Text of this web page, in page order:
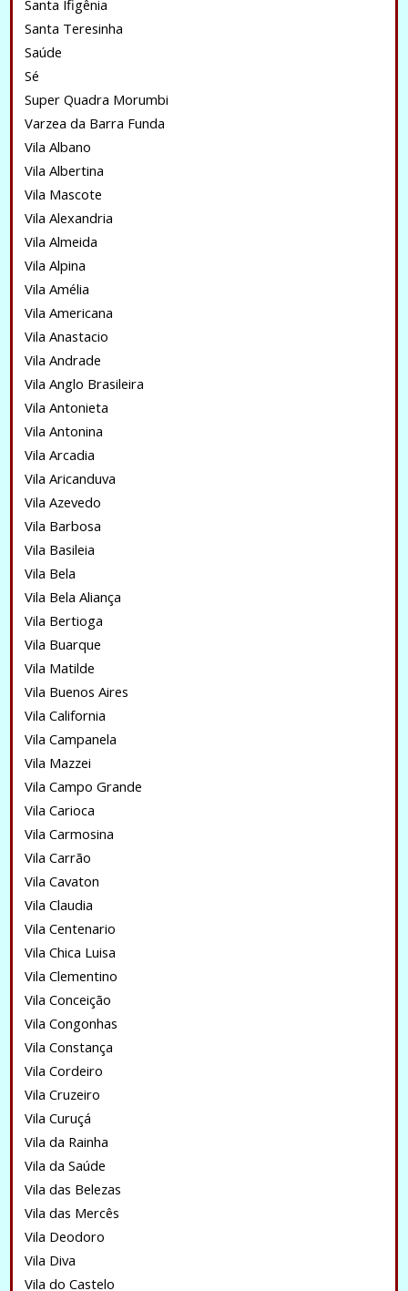
Santa Ifigênia
Santa Teresinha
Saúde
Sé
Super Quadra Morumbi
Varzea da Barra Funda
Vila Albano
Vila Albertina
Vila Mascote
Vila Alexandria
Vila Almeida
Vila Alpina
Vila Amélia
Vila Americana
Vila Anastacio
Vila Andrade
Vila Anglo Brasileira
Vila Antonieta
Vila Antonina
Vila Arcadia
Vila Aricanduva
Vila Azevedo
Vila Barbosa
Vila Basileia
Vila Bela
Vila Bela Aliança
Vila Bertioga
Vila Buarque
Vila Matilde
Vila Buenos Aires
Vila California
Vila Campanela
Vila Mazzei
Vila Campo Grande
Vila Carioca
Vila Carmosina
Vila Carrão
Vila Cavaton
Vila Claudia
Vila Centenario
Vila Chica Luisa
Vila Clementino
Vila Conceição
Vila Congonhas
Vila Constança
Vila Cordeiro
Vila Cruzeiro
Vila Curuçá
Vila da Rainha
Vila da Saúde
Vila das Belezas
Vila das Mercês
Vila Deodoro
Vila Diva
Vila do Castelo